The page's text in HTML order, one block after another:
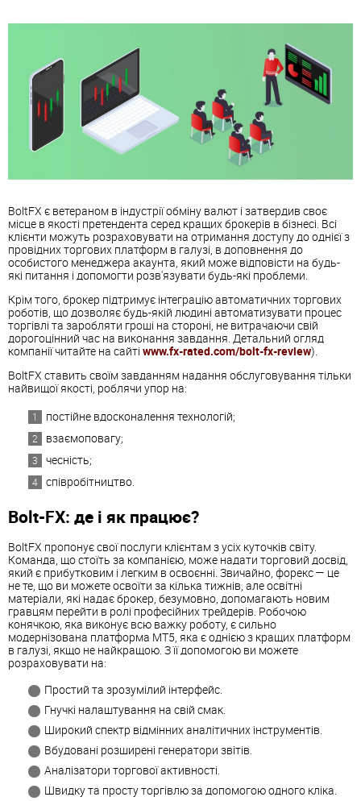
BoltFX є ветераном в індустрії обміну валют і затвердив своє
місце в якості претендента серед кращих брокерів в бізнесі. Всі
клієнти можуть розраховувати на отримання доступу до однієї з
провідних торгових платформ в галузі, в доповнення до
особистого менеджера акаунта, який може відповісти на будь-
які питання і допомогти розв'язувати будь-які проблеми.
Крім того, брокер підтримує інтеграцію автоматичних торгових
роботів, що дозволяє будь-якій людині автоматизувати процес
торгівлі та заробляти гроші на стороні, не витрачаючи свій
дорогоцінний час на виконання завдання. Детальний огляд
компанії читайте на сайті www.fx-rated.com/bolt-fx-review).
BoltFX ставить своїм завданням надання обслуговування тільки
найвищої якості, роблячи упор на:
постійне вдосконалення технологій;
взаємоповагу;
чесність;
співробітництво.
Bolt-FX: де і як працює?
BoltFX пропонує свої послуги клієнтам з усіх куточків світу.
Команда, що стоїть за компанією, може надати торговий досвід,
який є прибутковим і легким в освоєнні. Звичайно, форекс — це
не те, що ви можете освоїти за кілька тижнів, але освітні
матеріали, які надає брокер, безумовно, допомагають новим
гравцям перейти в ролі професійних трейдерів. Робочою
конячкою, яка виконує всю важку роботу, є сильно
модернізована платформа MT5, яка є однією з кращих платформ
в галузі, якщо не найкращою. З її допомогою ви можете
розраховувати на:
Простий та зрозумілий інтерфейс.
Гнучкі налаштування на свій смак.
Широкий спектр відмінних аналітичних інструментів.
Вбудовані розширені генератори звітів.
Аналізатори торгової активності.
Швидку та просту торгівлю за допомогою одного кліка.